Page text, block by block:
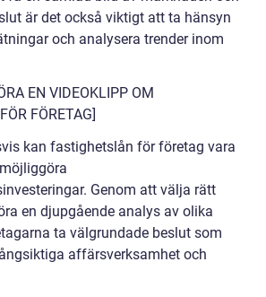
är det också viktigt att ta hänsyn
och analysera trender inom
EN VIDEOKLIPP OM
FÖRETAG]
kan fastighetslån för företag vara
Genom att välja rätt
en djupgående analys av olika
ta välgrundade beslut som
affärsverksamhet och